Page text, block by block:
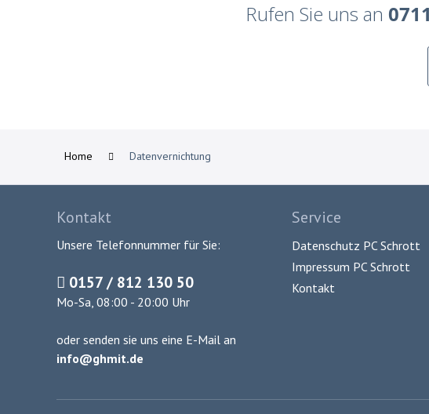
Rufen Sie uns an
Home Datenvernichtung
Kontakt
Unsere Telefonnummer für Sie:
0157 / 812 130 50
Mo-Sa, 08:00 - 20:00 Uhr
oder senden sie uns eine E-Mail an
info@ghmit.de
Service
Datenschutz PC Schrott
Impressum PC Schrott
Kontakt